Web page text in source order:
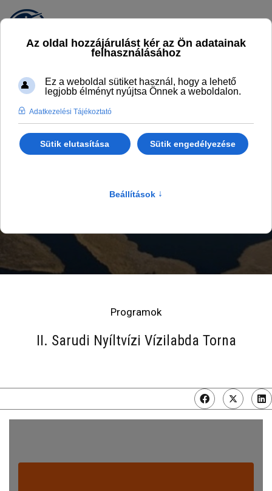
PROGRAMOK
Programok, aktualitások
Programok
Programok
II. Sarudi Nyíltvízi Vízilabda Torna